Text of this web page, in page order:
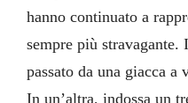
hanno continuato a
sempre più
passato da una giacca a
In un’altra, indossa un